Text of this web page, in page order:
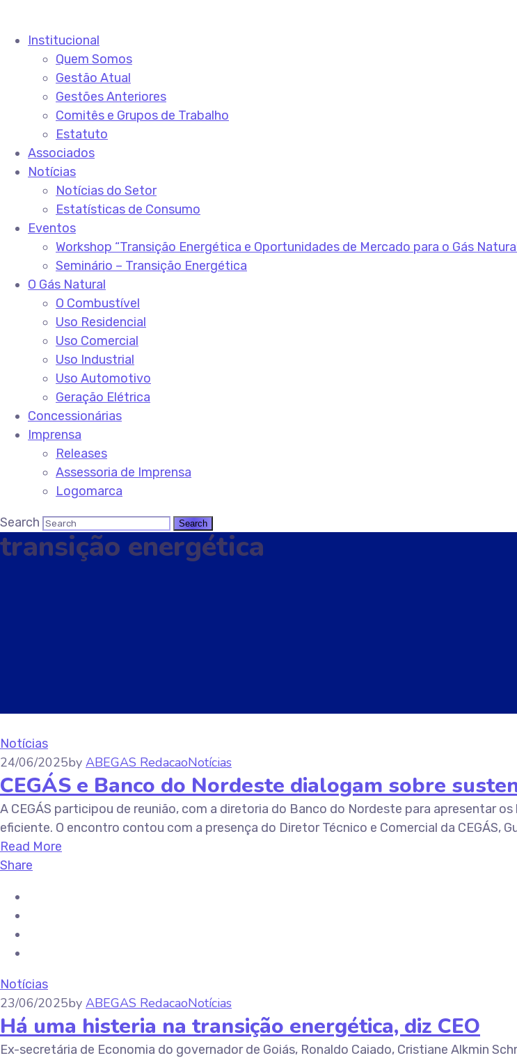
Institucional
Quem Somos
Gestão Atual
Gestões Anteriores
Comitês e Grupos de Trabalho
Estatuto
Associados
Notícias
Notícias do Setor
Estatísticas de Consumo
Eventos
Workshop “Transição Energética e Oportunidades de Mercado para o Gás
Seminário – Transição Energética
O Gás Natural
O Combustível
Uso Residencial
Uso Comercial
Uso Industrial
Uso Automotivo
Geração Elétrica
Concessionárias
Imprensa
Releases
Assessoria de Imprensa
Logomarca
Search
transição energética
Notícias
24/06/2025by ABEGAS RedacaoNotícias
CEGÁS e Banco do Nordeste dialogam sobre
A CEGÁS participou de reunião, com a diretoria do Banco do Nordeste para apresentar
eficiente. O encontro contou com a presença do Diretor Técnico e Comercial da CEGÁS,
Read More
Share
Notícias
23/06/2025by ABEGAS RedacaoNotícias
Há uma histeria na transição energética, diz CEO
Ex-secretária de Economia do governador de Goiás, Ronaldo Caiado, Cristiane Alkmin